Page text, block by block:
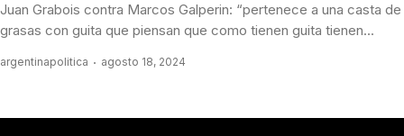
Juan Grabois contra Marcos Galperin: “pertenece a una casta de
grasas con guita que piensan que como tienen guita tienen...
argentinapolitica agosto 18, 2024